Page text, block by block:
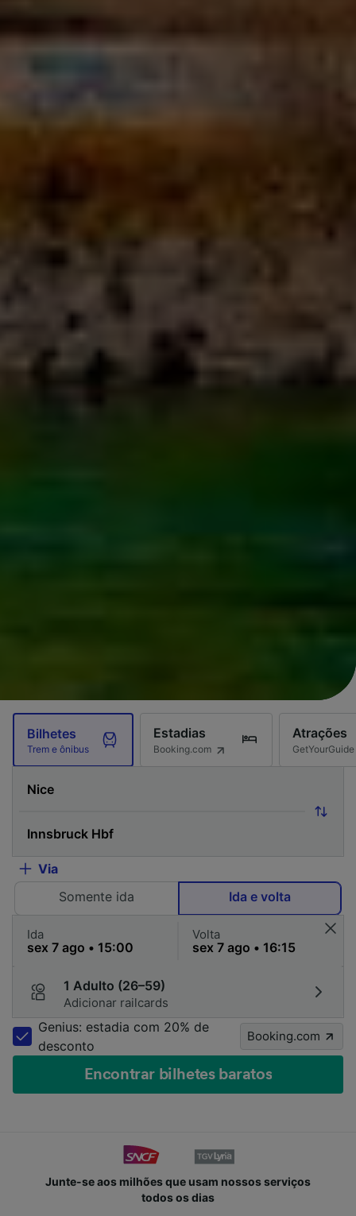
Bilhetes
Trem e ônibus
Estadias
Booking.com
Atrações
GetYourGuide
Via
Somente ida
Ida e volta
Ida Volta
1 Adulto (26–59)
Adicionar railcards
Genius: estadia com 20% de
desconto
Booking.com
Encontrar bilhetes baratos
Junte-se aos milhões que usam nossos serviços
todos os dias